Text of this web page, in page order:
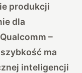
produkcji
dla
–
ma
inteligencji